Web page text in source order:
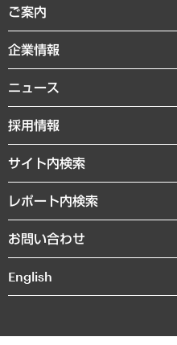
デジタルイノベーション
共生・ダイバーシティ
GRC（ガバナンス・リスク・コンプ
経済・産業・雇用・労働
まちづくり・観光・交通・スポーツ・
自然資源・農林水産業・食料システム
経済調査
レポート
コラム
経営用語集
受託・受注実績（官公庁関連）
メディア掲載・出演
ご案内
セミナー・イベント情報
MUFGビジネスセミナー
受託案件情報
企業情報
私たちの想い
社長メッセージ
会社概要
沿革
組織図・本部部室紹介
インドネシア現地法人
個人情報保護方針
ニュース
ニュースリリース
お知らせ
採用情報
サイト内検索
レポート内検索
お問い合わせ
English